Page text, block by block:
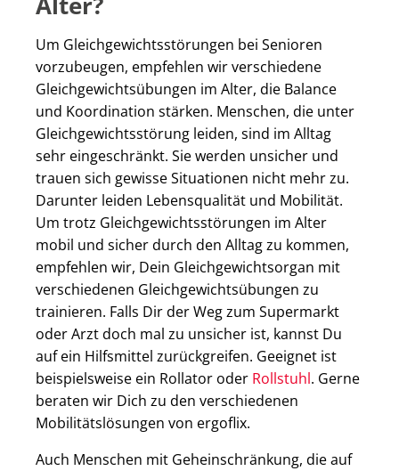
Um Gleichgewichtsstörungen bei Senioren
vorzubeugen, empfehlen wir verschiedene
Gleichgewichtsübungen im Alter, die Balance
und Koordination stärken. Menschen, die unter
Gleichgewichtsstörung leiden, sind im Alltag
sehr eingeschränkt. Sie werden unsicher und
trauen sich gewisse Situationen nicht mehr zu.
Darunter leiden Lebensqualität und Mobilität.
Um trotz Gleichgewichtsstörungen im Alter
mobil und sicher durch den Alltag zu kommen,
empfehlen wir, Dein Gleichgewichtsorgan mit
verschiedenen Gleichgewichtsübungen zu
trainieren. Falls Dir der Weg zum Supermarkt
oder Arzt doch mal zu unsicher ist, kannst Du
auf ein Hilfsmittel zurückgreifen. Geeignet ist
beispielsweise ein Rollator oder Rollstuhl. Gerne
beraten wir Dich zu den verschiedenen
Mobilitätslösungen von ergoflix.
Auch Menschen mit Geheinschränkung, die auf